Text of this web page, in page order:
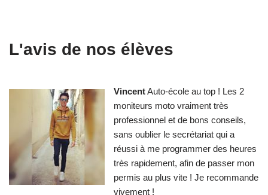
L'avis de nos élèves
VincentAuto-école au top ! Les 2
moniteurs moto vraiment très
professionnel et de bons conseils,
sans oublier le secrétariat qui a
réussi à me programmer des heures
très rapidement, afin de passer mon
permis au plus vite ! Je recommande
vivement !